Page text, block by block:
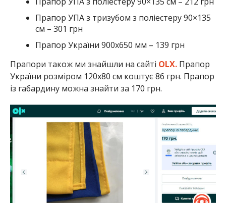
Прапор УПА з тризубом з поліестеру 90×135
см – 301 грн
Прапор України 900х650 мм – 139 грн
Прапори також ми знайшли на сайті OLX.Прапор
України розміром 120х80 см коштує 86 грн. Прапор
із габардину можна знайти за 170 грн.